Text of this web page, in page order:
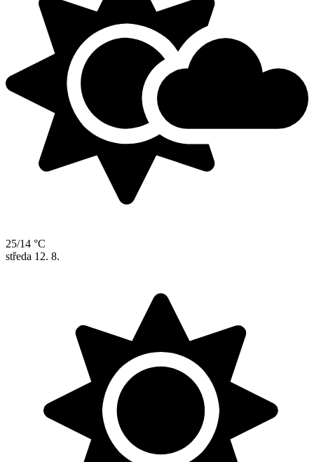
25/14 °C
středa 12. 8.